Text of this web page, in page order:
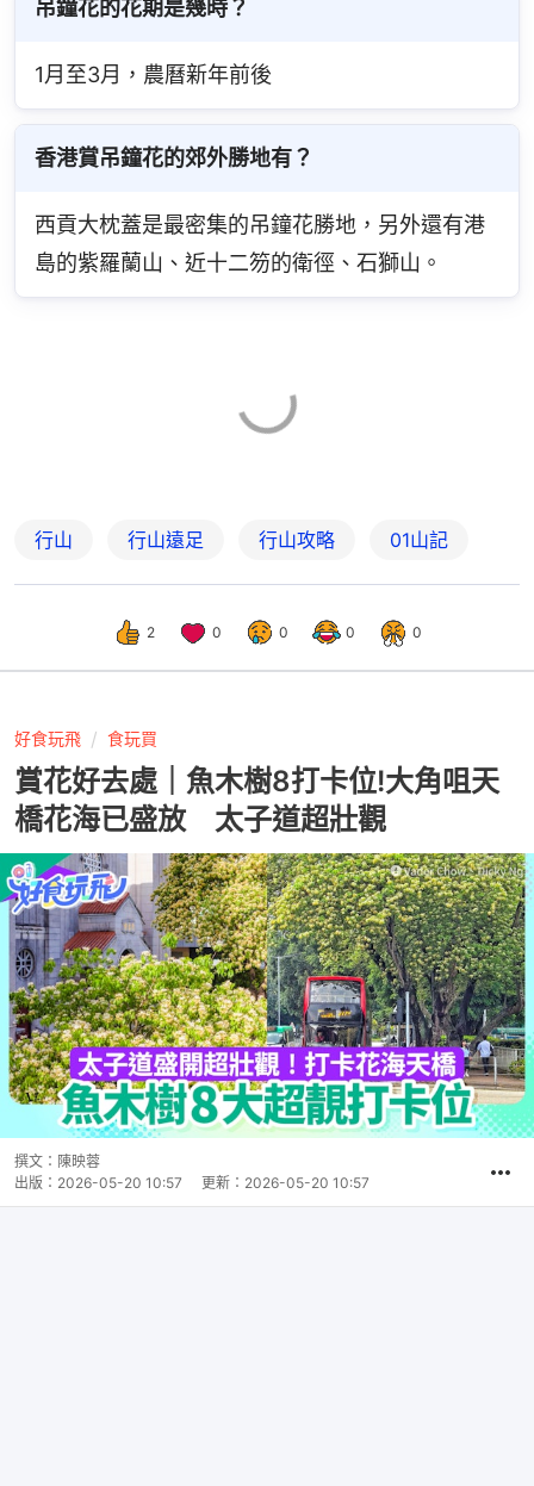
吊鐘花的花期是幾時？
1月至3月，農曆新年前後
香港賞吊鐘花的郊外勝地有？
西貢大枕蓋是最密集的吊鐘花勝地，另外還有港
島的紫羅蘭山、近十二笏的衛徑、石獅山。
行山 行山遠足 行山攻略 01山記
2 0 0 0 0
好食玩飛 食玩買
賞花好去處｜魚木樹8打卡位!大角咀天
橋花海已盛放 太子道超壯觀
撰文： 陳映蓉
出版： 2026-05-20 10:57 更新： 2026-05-20 10:57